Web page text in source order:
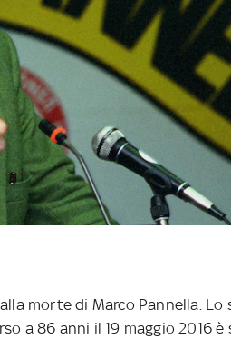
morte di Marco Pannella.
a 86 anni il 19 maggio 2016